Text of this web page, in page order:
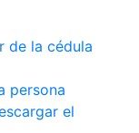
de la cédula
persona
el